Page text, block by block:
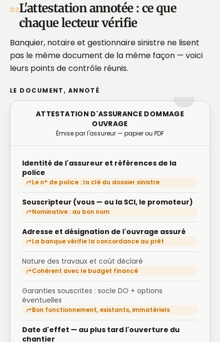
02L'attestation annotée : ce que
chaque lecteur vérifie
Banquier, notaire et gestionnaire sinistre ne lisent
pas le même document de la même façon — voici
leurs points de contrôle réunis.
LE DOCUMENT, ANNOTÉ
ATTESTATION D'ASSURANCE DOMMAGE
OUVRAGE
Émise par l'assureur — papier ou PDF
Identité de l'assureur et références de la
police
Le n° de police : la clé du dossier sinistre
Souscripteur (vous — ou la SCI, le promoteur)
Nominative : au bon nom
Adresse et désignation de l'ouvrage assuré
La banque vérifie la concordance au prêt
Nature des travaux et coût déclaré
Cohérent avec le budget financé
Garanties souscrites : socle DO + options
éventuelles
Bon fonctionnement, existants, immatériels
Date d'effet — au plus tard l'ouverture du
chantier